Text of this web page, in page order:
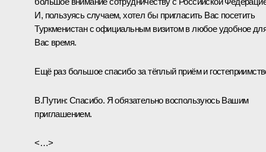
И, пользуясь случаем, хотел бы пригласить Вас посетить
Туркменистан с официальным визитом в любое удобное
Вас время.
Ещё раз большое спасибо за тёплый приём и
В.Путин: Спасибо. Я обязательно воспользуюсь Вашим
приглашением.
<…>